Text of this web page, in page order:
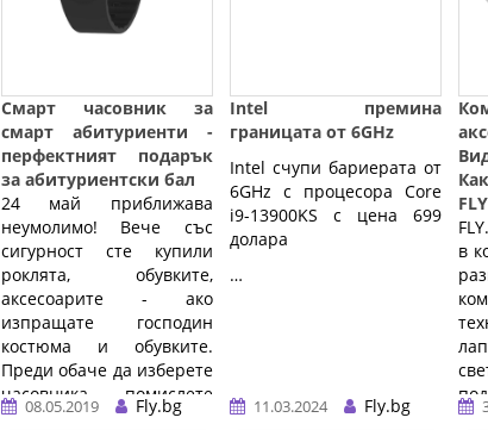
Смарт часовник за
смарт абитуриенти -
перфектният подарък
за абитуриентски бал
24 май приближава
неумолимо! Вече със
сигурност сте купили
роклята, обувките,
аксесоарите - ако
изпращате господин
костюма и обувките.
Преди обаче да изберете
часовника - помислете
пак. Вместо Филип ...…
08.05.2019
Fly.bg
Intel премина
границата от 6GHz
Intel счупи бариерата от
6GHz с процесора Core
i9-13900KS с цена 699
долара
…
11.03.2024
Fly.bg
в